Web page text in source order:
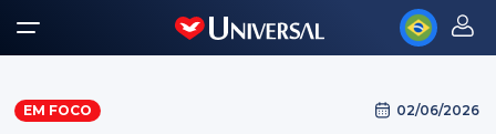
EM FOCO 02/06/2026